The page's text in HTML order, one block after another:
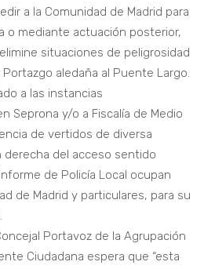
a la Comunidad de Madrid para
o mediante actuación posterior,
situaciones de peligrosidad
aledaña al Puente Largo.
a las instancias
Seprona y/o a Fiscalía de Medio
de vertidos de diversa
derecha del acceso sentido
de Policía Local ocupan
de Madrid y particulares, para su
Portavoz de la Agrupación
Ciudadana espera que “esta